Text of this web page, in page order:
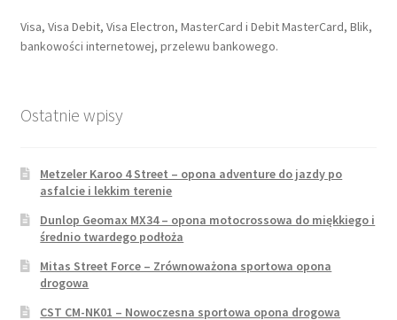
Visa, Visa Debit, Visa Electron, MasterCard i Debit MasterCard, Blik,
bankowości internetowej, przelewu bankowego.
Ostatnie wpisy
Metzeler Karoo 4 Street – opona adventure do jazdy po
asfalcie i lekkim terenie
Dunlop Geomax MX34 – opona motocrossowa do miękkiego i
średnio twardego podłoża
Mitas Street Force – Zrównoważona sportowa opona
drogowa
CST CM-NK01 – Nowoczesna sportowa opona drogowa